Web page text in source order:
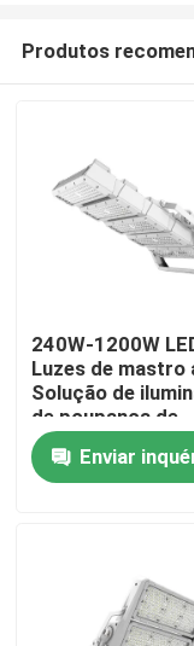
Produtos
Produtos
240W-1200W
Luzes de mastro
Solução de
de poupança de
energia
Enviar